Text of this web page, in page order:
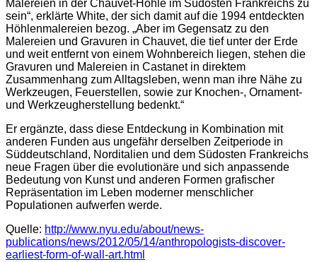
Malereien in der Chauvet-Höhle im Südosten Frankreichs zu
sein“, erklärte White, der sich damit auf die 1994 entdeckten
Höhlenmalereien bezog. „Aber im Gegensatz zu den
Malereien und Gravuren in Chauvet, die tief unter der Erde
und weit entfernt von einem Wohnbereich liegen, stehen die
Gravuren und Malereien in Castanet in direktem
Zusammenhang zum Alltagsleben, wenn man ihre Nähe zu
Werkzeugen, Feuerstellen, sowie zur Knochen-, Ornament-
und Werkzeugherstellung bedenkt.“
Er ergänzte, dass diese Entdeckung in Kombination mit
anderen Funden aus ungefähr derselben Zeitperiode in
Süddeutschland, Norditalien und dem Südosten Frankreichs
neue Fragen über die evolutionäre und sich anpassende
Bedeutung von Kunst und anderen Formen grafischer
Repräsentation im Leben moderner menschlicher
Populationen aufwerfen werde.
Quelle: http://www.nyu.edu/about/news-
publications/news/2012/05/14/anthropologists-discover-
earliest-form-of-wall-art.html